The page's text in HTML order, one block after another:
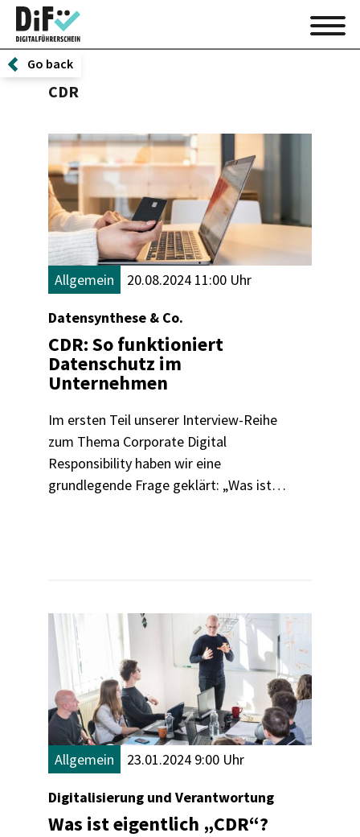
Go back
CDR
Allgemein 20.08.2024 11:00 Uhr
Datensynthese & Co.
CDR: So funktioniert
Datenschutz im
Unternehmen
Im ersten Teil unserer Interview-Reihe
zum Thema Corporate Digital
Responsibility haben wir eine
grundlegende Frage geklärt: „Was ist
Allgemein 23.01.2024 9:00 Uhr
Digitalisierung und Verantwortung
Was ist eigentlich „CDR“?